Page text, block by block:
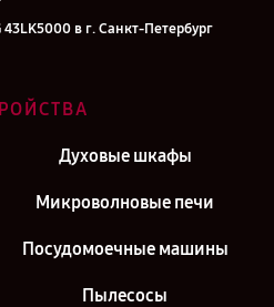
в г. Санкт-Петербург
Духовые шкафы
Микроволновые печи
Посудомоечные машины
Пылесосы